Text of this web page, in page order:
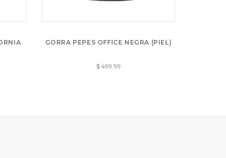
GORRA PEPES OFFICE NEGRA (PIEL)
$ 499.99